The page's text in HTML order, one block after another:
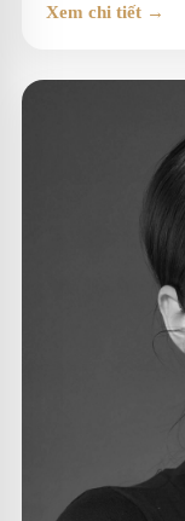
Xem chi tiết →